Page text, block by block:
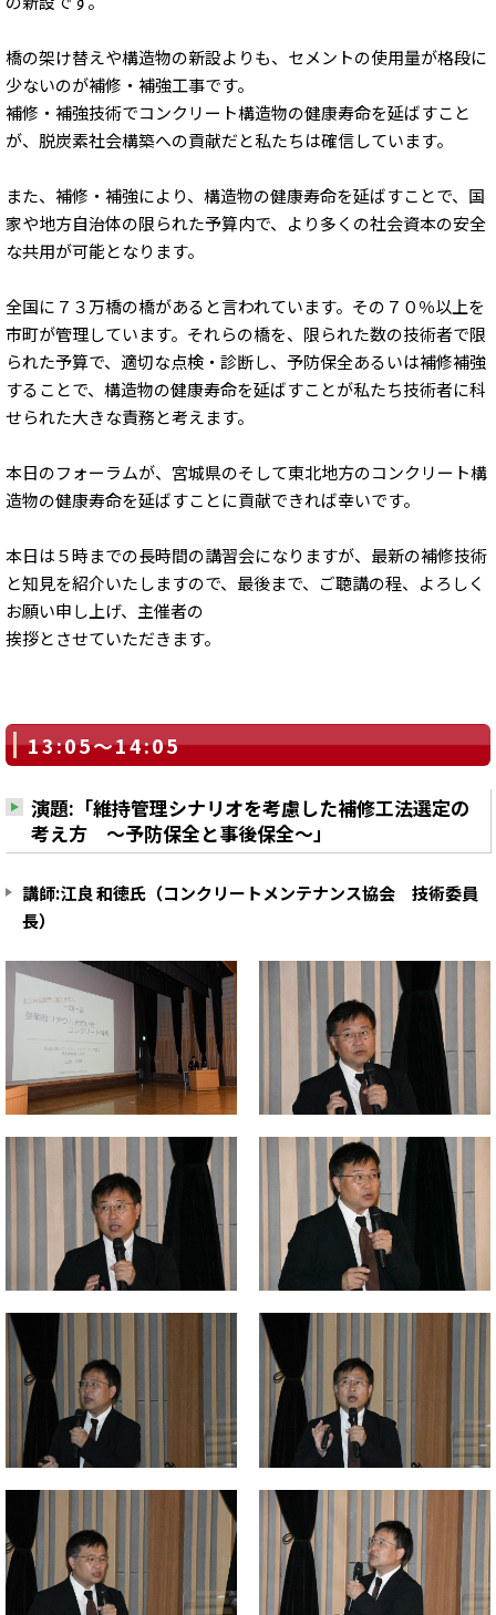
橋の架け替えや構造物の新設よりも、セメントの使用量が格段に
少ないのが補修・補強工事です。
補修・補強技術でコンクリート構造物の健康寿命を延ばすこと
が、脱炭素社会構築への貢献だと私たちは確信しています。
また、補修・補強により、構造物の健康寿命を延ばすことで、国
家や地方自治体の限られた予算内で、より多くの社会資本の安全
な共用が可能となります。
全国に７３万橋の橋があると言われています。その７０％以上を
市町が管理しています。それらの橋を、限られた数の技術者で限
られた予算で、適切な点検・診断し、予防保全あるいは補修補強
することで、構造物の健康寿命を延ばすことが私たち技術者に科
せられた大きな責務と考えます。
本日のフォーラムが、宮城県のそして東北地方のコンクリート構
造物の健康寿命を延ばすことに貢献できれば幸いです。
本日は５時までの長時間の講習会になりますが、最新の補修技術
と知見を紹介いたしますので、最後まで、ご聴講の程、よろしく
お願い申し上げ、主催者の
挨拶とさせていただきます。
13:05～14:05
演題:「維持管理シナリオを考慮した補修工法選定の
考え方 ～予防保全と事後保全～」
講師:江良 和徳氏（コンクリートメンテナンス協会 技術委員
長）